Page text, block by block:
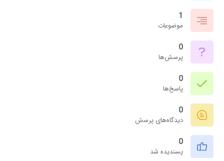
1
موضوعات
0
پرسش‌ها
0
پاسخ‌ها
0
دیدگاه‌های پرسش
0
پسندیده شد